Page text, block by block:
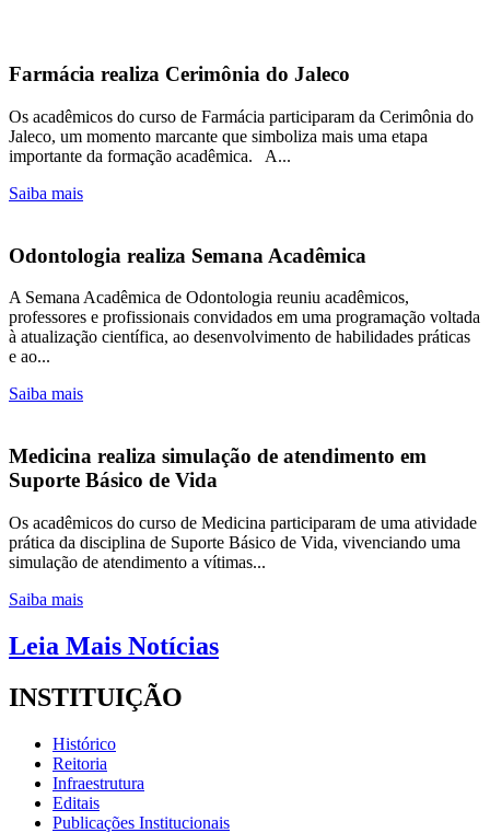
Farmácia realiza Cerimônia do Jaleco
Os acadêmicos do curso de Farmácia participaram da Cerimônia do
Jaleco, um momento marcante que simboliza mais uma etapa
importante da formação acadêmica. A...
Saiba mais
Odontologia realiza Semana Acadêmica
A Semana Acadêmica de Odontologia reuniu acadêmicos,
professores e profissionais convidados em uma programação voltada
à atualização científica, ao desenvolvimento de habilidades práticas
e ao...
Saiba mais
Medicina realiza simulação de atendimento em
Suporte Básico de Vida
Os acadêmicos do curso de Medicina participaram de uma atividade
prática da disciplina de Suporte Básico de Vida, vivenciando uma
simulação de atendimento a vítimas...
Saiba mais
Leia Mais Notícias
INSTITUIÇÃO
Histórico
Reitoria
Infraestrutura
Editais
Publicações Institucionais